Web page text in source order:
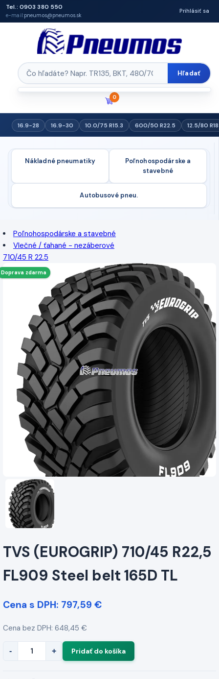
Tel.: 0903 380 550
e-mail:pneumos@pneumos.sk
Prihlásiť sa
Hľadať
0
16.9-28 16.9-30 10.0/75 R15.3 600/50 R22.5 12.5/80 R18
Nákladné pneumatiky
Poľnohospodárske a
stavebné
Autobusové pneu.
Poľnohospodárske a stavebné
Vlečné / ťahané - nezáberové
710/45 R 22.5
Doprava zdarma
TVS (EUROGRIP) 710/45 R22,5
FL909 Steel belt 165D TL
Cena s DPH: 797,59 €
Cena bez DPH: 648,45 €
- +